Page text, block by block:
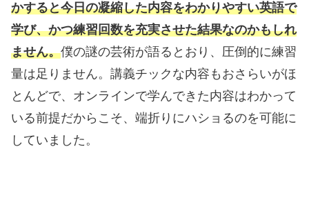
かすると今日の凝縮した内容をわかりやすい英語で
学び、かつ練習回数を充実させた結果なのかもしれ
ません。僕の謎の芸術が語るとおり、圧倒的に練習
量は足りません。講義チックな内容もおさらいがほ
とんどで、オンラインで学んできた内容はわかって
いる前提だからこそ、端折りにハショるのを可能に
していました。